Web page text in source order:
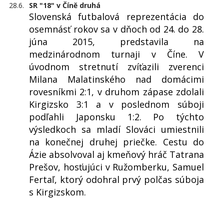
28.6. SR "18" v Číně druhá
Slovenská futbalová reprezentácia do
osemnásť rokov sa v dňoch od 24. do 28.
júna 2015, predstavila na
medzinárodnom turnaji v Číne. V
úvodnom stretnutí zvíťazili zverenci
Milana Malatinského nad domácimi
rovesníkmi 2:1, v druhom zápase zdolali
Kirgizsko 3:1 a v poslednom súboji
podľahli Japonsku 1:2. Po týchto
výsledkoch sa mladí Slováci umiestnili
na konečnej druhej priečke. Cestu do
Ázie absolvoval aj kmeňový hráč Tatrana
Prešov, hosťujúci v Ružomberku, Samuel
Fertaľ, ktorý odohral prvý polčas súboja
s Kirgizskom.